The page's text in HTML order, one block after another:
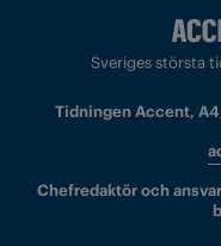
Sveriges största
Tidningen Accent,
Chefredaktör och